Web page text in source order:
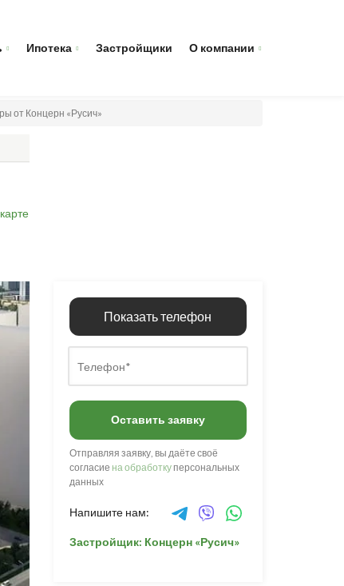
Ипотека Застройщики О компании
от Концерн «Русич»
Показать телефон
Оставить заявку
Отправляя заявку, вы даёте своё
согласие на обработкуперсональных
данных
Напишите нам:
Застройщик: Концерн «Русич»